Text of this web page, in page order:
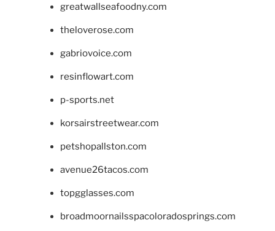
greatwallseafoodny.com
theloverose.com
gabriovoice.com
resinflowart.com
p-sports.net
korsairstreetwear.com
petshopallston.com
avenue26tacos.com
topgglasses.com
broadmoornailsspacoloradosprings.com